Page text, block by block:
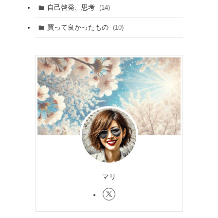
自己啓発、思考 (14)
買って良かったもの (10)
マリ